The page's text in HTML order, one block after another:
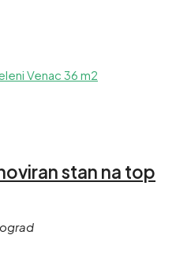
stan na top